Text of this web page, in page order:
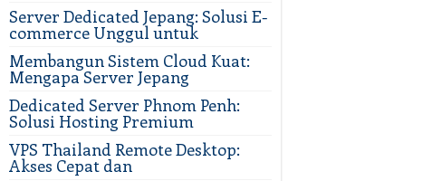
Server Dedicated Jepang: Solusi E-
commerce Unggul untuk
Membangun Sistem Cloud Kuat:
Mengapa Server Jepang
Dedicated Server Phnom Penh:
Solusi Hosting Premium
VPS Thailand Remote Desktop:
Akses Cepat dan